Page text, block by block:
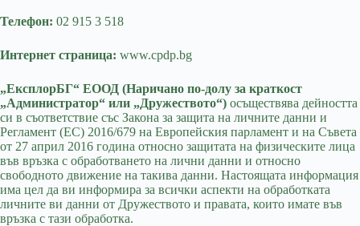
Телефон: 02 915 3 518
Интернет страница: www.cpdp.bg
„ЕксплорБГ“ ЕООД (Наричано по-долу за краткост
„Администратор“ или „Дружеството“) осъществява дейността
си в съответствие със Закона за защита на личните данни и
Регламент (ЕС) 2016/679 на Европейския парламент и на Съвета
от 27 април 2016 година относно защитата на физическите лица
във връзка с обработването на лични данни и относно
свободното движение на такива данни. Настоящата информация
има цел да ви информира за всички аспекти на обработката
личните ви данни от Дружеството и правата, които имате във
връзка с тази обработка.